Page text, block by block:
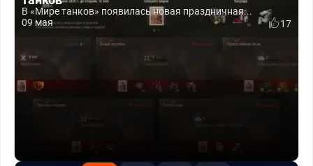
В «Мире танков» появилась новая праздничная...
09 мая
17